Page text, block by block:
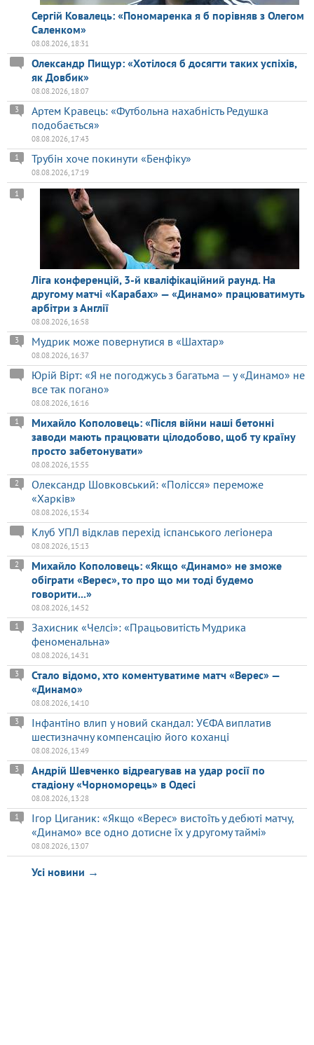
Сергій Ковалець: «Пономаренка я б порівняв з Олегом
Саленком»
08.08.2026, 18:31
Олександр Пищур: «Хотілося б досягти таких успіхів,
як Довбик»
08.08.2026, 18:07
Артем Кравець: «Футбольна нахабність Редушка
подобається»
3
08.08.2026, 17:43
Трубін хоче покинути «Бенфіку»
1
08.08.2026, 17:19
Ліга конференцій, 3-й кваліфікаційний раунд. На
другому матчі «Карабах» — «Динамо» працюватимуть
арбітри з Англії
1
08.08.2026, 16:58
Мудрик може повернутися в «Шахтар»
3
08.08.2026, 16:37
Юрій Вірт: «Я не погоджусь з багатьма — у «Динамо» не
все так погано»
08.08.2026, 16:16
Михайло Кополовець: «Після війни наші бетонні
заводи мають працювати цілодобово, щоб ту країну
просто забетонувати»
1
08.08.2026, 15:55
Олександр Шовковський: «Полісся» переможе
«Харків»
2
08.08.2026, 15:34
Клуб УПЛ відклав перехід іспанського легіонера
08.08.2026, 15:13
Михайло Кополовець: «Якщо «Динамо» не зможе
обіграти «Верес», то про що ми тоді будемо
говорити...»
2
08.08.2026, 14:52
Захисник «Челсі»: «Працьовитість Мудрика
феноменальна»
1
08.08.2026, 14:31
Стало відомо, хто коментуватиме матч «Верес» —
«Динамо»
3
08.08.2026, 14:10
Інфантіно влип у новий скандал: УЄФА виплатив
шестизначну компенсацію його коханці
3
08.08.2026, 13:49
Андрій Шевченко відреагував на удар росії по
стадіону «Чорноморець» в Одесі
3
08.08.2026, 13:28
Ігор Циганик: «Якщо «Верес» вистоїть у дебюті матчу,
«Динамо» все одно дотисне їх у другому таймі»
1
08.08.2026, 13:07
Усі новини →